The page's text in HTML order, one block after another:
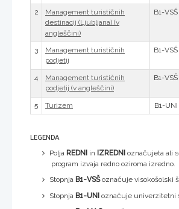
2
Management turističnih
destinacij (Ljubljana) (v
angleščini)
B1-VSŠ
3
Management turističnih
podjetij
B1-VSŠ
4
Management turističnih
podjetij (v angleščini)
B1-VSŠ
5 Turizem B1-UNI
LEGENDA
Polja REDNI in IZREDNI označujeta ali
program izvaja redno oziroma izredno.
Stopnja B1-VSŠoznačuje visokošolski
Stopnja B1-UNI označuje univerzitetni